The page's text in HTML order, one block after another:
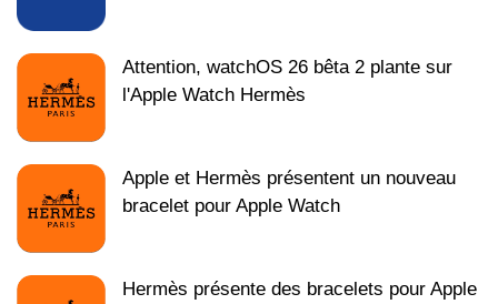
Attention, watchOS 26 bêta 2 plante sur
l'Apple Watch Hermès
Apple et Hermès présentent un nouveau
bracelet pour Apple Watch
Hermès présente des bracelets pour Apple